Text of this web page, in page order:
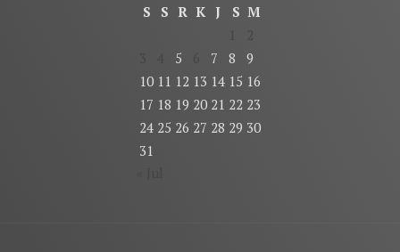
S
S R K J S M
5 7 8
9
10 11 12 13 14 15 16
17 18 19 20 21 22 23
24 25 26 27 28 29 30
31